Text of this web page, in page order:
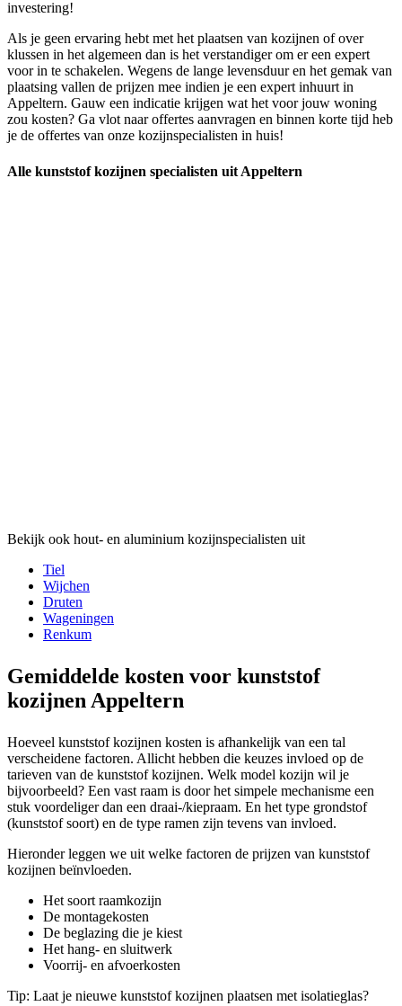
investering!
Als je geen ervaring hebt met het plaatsen van kozijnen of over
klussen in het algemeen dan is het verstandiger om er een expert
voor in te schakelen. Wegens de lange levensduur en het gemak van
plaatsing vallen de prijzen mee indien je een expert inhuurt in
Appeltern. Gauw een indicatie krijgen wat het voor jouw woning
zou kosten? Ga vlot naar offertes aanvragen en binnen korte tijd heb
je de offertes van onze kozijnspecialisten in huis!
Alle kunststof kozijnen specialisten uit Appeltern
Bekijk ook hout- en aluminium kozijnspecialisten uit
Tiel
Wijchen
Druten
Wageningen
Renkum
Gemiddelde kosten voor kunststof
kozijnen Appeltern
Hoeveel kunststof kozijnen kosten is afhankelijk van een tal
verscheidene factoren. Allicht hebben die keuzes invloed op de
tarieven van de kunststof kozijnen. Welk model kozijn wil je
bijvoorbeeld? Een vast raam is door het simpele mechanisme een
stuk voordeliger dan een draai-/kiepraam. En het type grondstof
(kunststof soort) en de type ramen zijn tevens van invloed.
Hieronder leggen we uit welke factoren de prijzen van kunststof
kozijnen beïnvloeden.
Het soort raamkozijn
De montagekosten
De beglazing die je kiest
Het hang- en sluitwerk
Voorrij- en afvoerkosten
Tip: Laat je nieuwe kunststof kozijnen plaatsen met isolatieglas?